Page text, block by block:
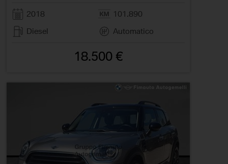
2018
101.890
Diesel
Automatico
18.500 €